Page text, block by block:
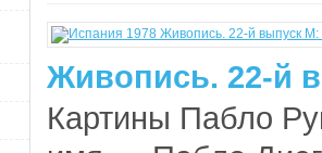
Живопись. 22-й
Картины Пабло